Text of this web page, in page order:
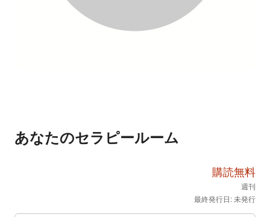
あなたのセラピールーム
購読無料
週刊
最終発行日: 未発行